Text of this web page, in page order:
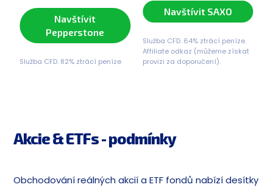
Navštívit
Pepperstone
Služba CFD. 82% ztrácí peníze
Navštívit SAXO
Služba CFD. 64% ztrácí peníze.
Affiliate odkaz (můžeme získat
provizi za doporučení).
Akcie & ETFs - podmínky
Obchodování reálných akcií a ETF fondů nabízí desítky